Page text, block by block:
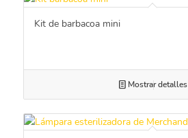
Kit de barbacoa mini
Mostrar detalles